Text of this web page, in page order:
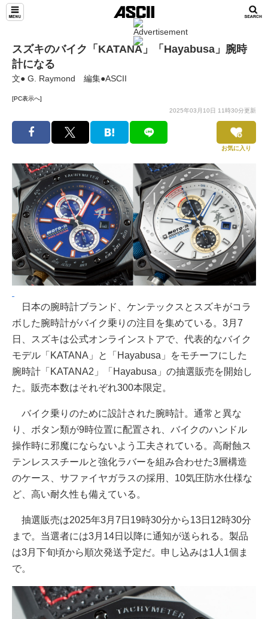
スズキのバイク「KATANA」「Hayabusa」腕時
計になる
文● G. Raymond 編集●ASCII
[PC表示へ]
2025年03月10日 11時30分更新
お気に入り
日本の腕時計ブランド、ケンテックスとスズキがコラ
ボした腕時計がバイク乗りの注目を集めている。3月7
日、スズキは公式オンラインストアで、代表的なバイク
モデル「KATANA」と「Hayabusa」をモチーフにした
腕時計「KATANA2」「Hayabusa」の抽選販売を開始し
た。販売本数はそれぞれ300本限定。
バイク乗りのために設計された腕時計。通常と異な
り、ボタン類が9時位置に配置され、バイクのハンドル
操作時に邪魔にならないよう工夫されている。高耐蝕ス
テンレススチールと強化ラバーを組み合わせた3層構造
のケース、サファイヤガラスの採用、10気圧防水仕様な
ど、高い耐久性も備えている。
抽選販売は2025年3月7日19時30分から13日12時30分
まで。当選者には3月14日以降に通知が送られる。製品
は3月下旬頃から順次発送予定だ。申し込みは1人1個ま
で。